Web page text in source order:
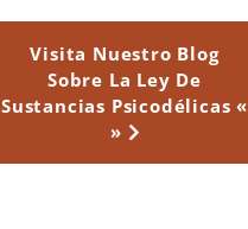
Visita Nuestro Blog
Sobre La Ley De
Sustancias Psicodélicas «
»